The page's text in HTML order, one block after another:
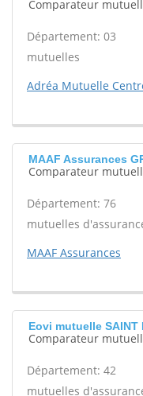
Comparateur
Département: 03
mutuelles
Adréa Mutuelle
MAAF Assurances
Comparateur
Département: 76
mutuelles
MAAF Assurances
Eovi mutuelle SAINT
Comparateur
Département: 42
mutuelles